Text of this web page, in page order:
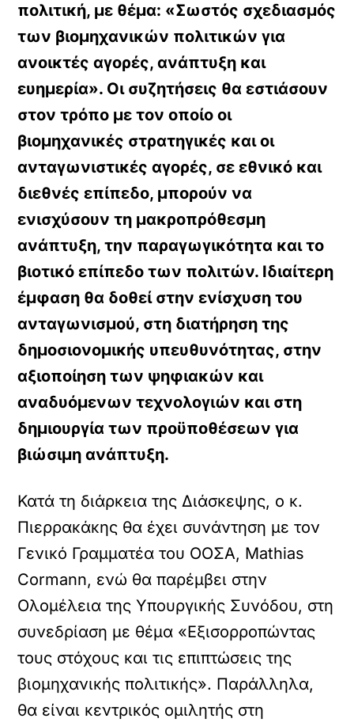
πολιτική, με θέμα: «Σωστός σχεδιασμός
των βιομηχανικών πολιτικών για
ανοικτές αγορές, ανάπτυξη και
ευημερία». Οι συζητήσεις θα εστιάσουν
στον τρόπο με τον οποίο οι
βιομηχανικές στρατηγικές και οι
ανταγωνιστικές αγορές, σε εθνικό και
διεθνές επίπεδο, μπορούν να
ενισχύσουν τη μακροπρόθεσμη
ανάπτυξη, την παραγωγικότητα και το
βιοτικό επίπεδο των πολιτών. Ιδιαίτερη
έμφαση θα δοθεί στην ενίσχυση του
ανταγωνισμού, στη διατήρηση της
δημοσιονομικής υπευθυνότητας, στην
αξιοποίηση των ψηφιακών και
αναδυόμενων τεχνολογιών και στη
δημιουργία των προϋποθέσεων για
βιώσιμη ανάπτυξη.
Κατά τη διάρκεια της Διάσκεψης, ο κ.
Πιερρακάκης θα έχει συνάντηση με τον
Γενικό Γραμματέα του ΟΟΣΑ, Mathias
Cormann, ενώ θα παρέμβει στην
Ολομέλεια της Υπουργικής Συνόδου, στη
συνεδρίαση με θέμα «Εξισορροπώντας
τους στόχους και τις επιπτώσεις της
βιομηχανικής πολιτικής». Παράλληλα,
θα είναι κεντρικός ομιλητής στη